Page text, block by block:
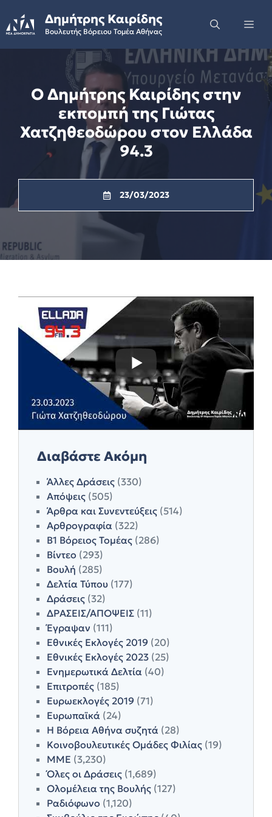
to
content
Δημήτρης Καιρίδης
Βουλευτής Βόρειου Τομέα Αθήνας
Ο Δημήτρης Καιρίδης στην
εκπομπή της Γιώτας
Χατζηθεοδώρου στον Ελλάδα
94.3
23/03/2023
Διαβάστε Ακόμη
Άλλες Δράσεις (330)
Απόψεις (505)
Άρθρα και Συνεντεύξεις (514)
Αρθρογραφία (322)
Β1 Βόρειος Τομέας (286)
Βίντεο (293)
Βουλή (285)
Δελτία Τύπου (177)
Δράσεις (32)
ΔΡΑΣΕΙΣ/ΑΠΟΨΕΙΣ (11)
Έγραψαν (111)
Εθνικές Εκλογές 2019 (20)
Εθνικές Εκλογές 2023 (25)
Ενημερωτικά Δελτία (40)
Επιτροπές (185)
Ευρωεκλογές 2019 (71)
Ευρωπαϊκά (24)
Η Βόρεια Αθήνα συζητά (28)
Κοινοβουλευτικές Ομάδες Φιλίας (19)
ΜΜΕ (3,230)
Όλες οι Δράσεις (1,689)
Ολομέλεια της Βουλής (127)
Ραδιόφωνο (1,120)